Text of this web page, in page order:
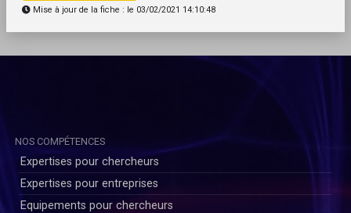
Mise à jour de la fiche : le 03/02/2021 14:10:48
NOS COMPÉTENCES
Expertises pour chercheurs
Expertises pour entreprises
Equipements pour chercheurs